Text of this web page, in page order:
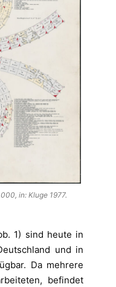
in: Kluge 1977.
1) sind heute in
und in
Da mehrere
befindet